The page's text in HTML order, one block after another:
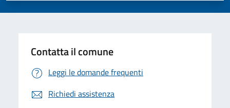
Contatta il comune
Leggi le domande frequenti
Richiedi assistenza